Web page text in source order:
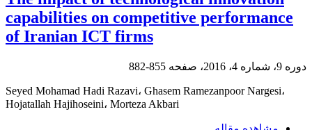
capabilities on competitive performance
of Iranian ICT firms
دوره 9، شماره 4، 2016، صفحه 855-882
Seyed Mohamad Hadi Razavi، Ghasem Ramezanpoor Nargesi،
Hojatallah Hajihoseini، Morteza Akbari